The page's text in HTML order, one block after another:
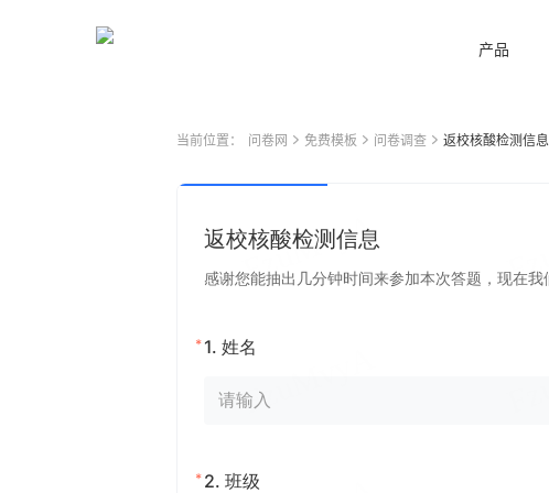
产品
当前位置： 问卷网 免费模板 问卷调查 返校核酸检测信息